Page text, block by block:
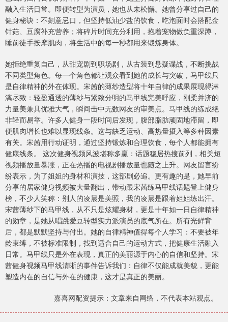
融入生活日常。即便转型为演员，她也从未松懈。她曾分享过自己的
健身秘诀：不刻意忌口，但坚持低油少盐的饮食，吃泡面时会搭配金
针菇、豆腐补充营养；将碎片时间充分利用，抱着宠物做负重深蹲，
睡前徒手按摩肌肉，将生活中的每一秒都用来锻炼身体。
她拒绝重复自己，从甜宠剧到职场剧，从古装到悬疑谍战，不断挑战
不同类型角色。每一个角色都让观众看到她的成长与突破，马甲线只
是自律精神的外在体现。宋茜的薄纱造型将十年自律的成果展现得淋
漓尽致：轻盈通透的薄纱与紧致分明的马甲线完美呼应，刚柔并济的
力量美兼具优雅大气，瞬间击中无数网友的审美点。马甲线的练成绝
非轻而易举。许多人健身一段时间后发现，腹部脂肪顽固地滞留，即
便肌肉增长也难以显现线条。这与缺乏运动、高热量摄入等多种因素
有关。宋茜用行动证明，通过坚持锻炼和合理饮食，每个人都能拥有
健康线条。 这次健身视频风波堪称多赢：话题稳居热搜前列，相关短
视频播放量暴涨，正在热播的电视剧播放量也随之上升。网友留言纷
纷表示，为了姐姐的身材和演技，这部剧必追。更有趣的是，她早前
分享的居家健身视频被大量翻出，带动跟宋茜练马甲线话题登上健身
榜，不少人笑称：别人的凌晨是美照，我的凌晨是跟着姐姐练出汗。
宋茜薄纱下的马甲线，从不只是炫耀身材，更是十年如一日自律精神
的勋章，是她从唱跳爱豆转型实力派演员的底气所在。所有光鲜背
后，都是默默坚持与付出。她的自律精神值得每个人学习：不要被年
龄束缚，不被标准限制，找到适合自己的运动方式，把健康生活融入
日常。马甲线只是外在表现，真正的美丽源于内心的自信和坚持。宋
茜健身视频马甲线清晰的事件告诉我们：自律不仅能成就美貌，更能
塑造内在的自信与外在的健康，这才是真正的美丽。
嘉喜网配资提示：文章来自网络，不代表本站观点。